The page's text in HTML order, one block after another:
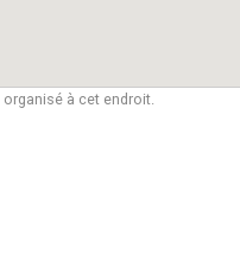
à cet endroit.